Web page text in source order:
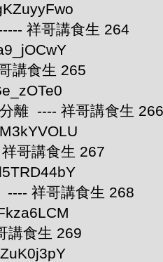
祥哥講食生 264
講食生 265
離 ---- 祥哥講食生 266
哥講食生 267
---- 祥哥講食生 268
講食生 269